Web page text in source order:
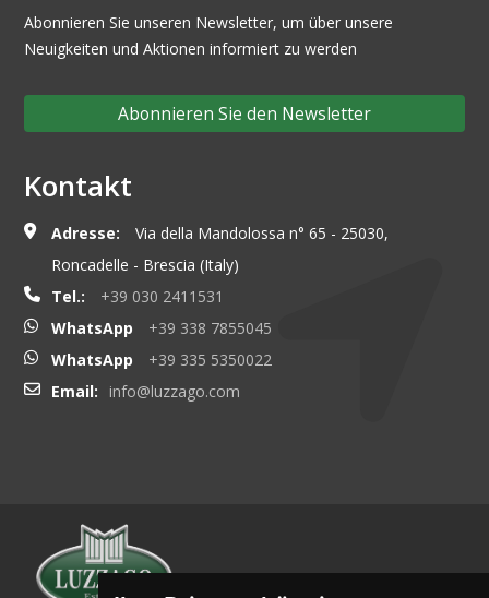
Abonnieren Sie unseren Newsletter, um über unsere
Neuigkeiten und Aktionen informiert zu werden
Abonnieren Sie den Newsletter
Kontakt
Adresse:
Via della Mandolossa n° 65 - 25030,
Roncadelle - Brescia (Italy)
Tel.:
+39 030 2411531
WhatsApp
+39 338 7855045
WhatsApp
+39 335 5350022
Email:
info@luzzago.com